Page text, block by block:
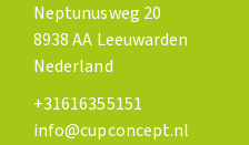
Neptunusweg 20
8938 AA Leeuwarden
Nederland
+31616355151
info@cupconcept.nl